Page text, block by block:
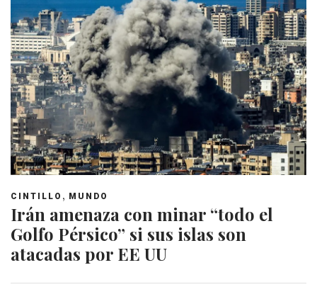
CINTILLO , MUNDO
Irán amenaza con minar “todo el
Golfo Pérsico” si sus islas son
atacadas por EE UU